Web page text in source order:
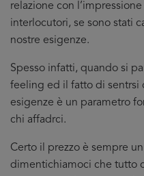
relazione con
interlocutori, se sono stati
nostre esigenze.
Spesso infatti, quando si
feeling ed il fatto di sentrsi
esigenze è un parametro
chi affadrci.
Certo il prezzo è sempre
dimentichiamoci che tutto